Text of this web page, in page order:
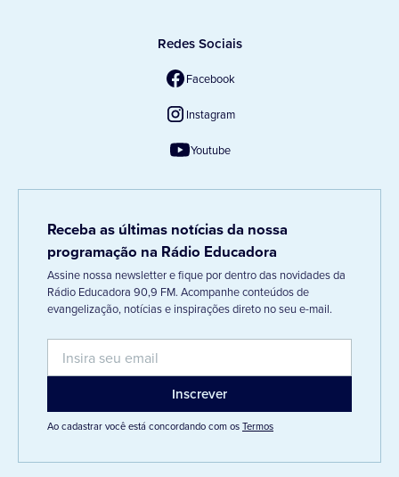
Redes Sociais
Facebook
Instagram
Youtube
Receba as últimas notícias da nossa
programação na Rádio Educadora
Assine nossa newsletter e fique por dentro das novidades da
Rádio Educadora 90,9 FM. Acompanhe conteúdos de
evangelização, notícias e inspirações direto no seu e-mail.
Ao cadastrar você está concordando com osTermos